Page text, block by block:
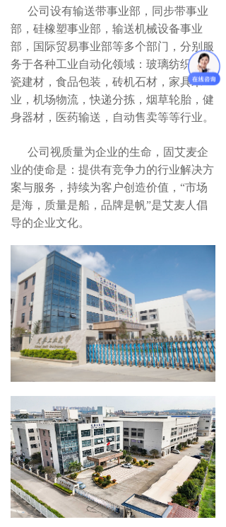
公司设有输送带事业部，同步带事业
部，硅橡塑事业部，输送机械设备事业
部，国际贸易事业部等多个部门，分别服
务于各种工业自动化领域：玻璃纺织，陶
瓷建材，食品包装，砖机石材，家具木
业，机场物流，快递分拣，烟草轮胎，健
身器材，医药输送，自动售卖等等行业。
公司视质量为企业的生命，固艾麦企
业的使命是：提供有竞争力的行业解决方
案与服务，持续为客户创造价值，“市场
是海，质量是船，品牌是帆”是艾麦人倡
导的企业文化。